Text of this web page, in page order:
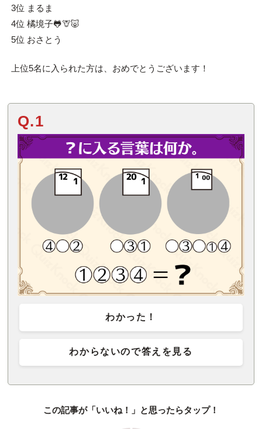
3位 まるま
4位 橘境子🐸🦒🐷
5位 おさとう
上位5名に入られた方は、おめでとうございます！
Q.1
わかった！
わからないので答えを見る
この記事が「いいね！」と思ったらタップ！